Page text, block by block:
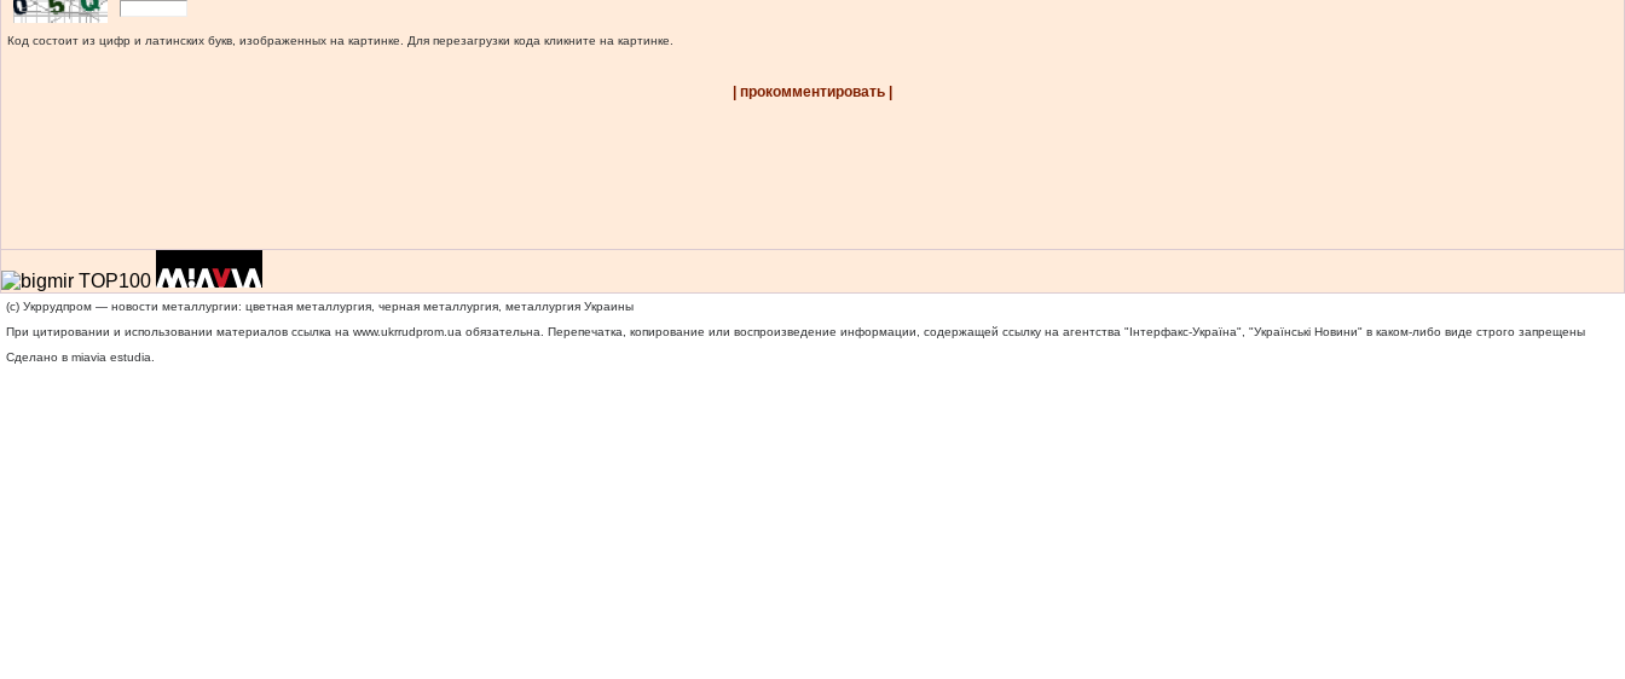
Код состоит из цифр и латинских букв, изображенных на картинке. Для перезагрузки кода кликните на картинке.
| прокомментировать |
(c) Укррудпром — новости металлургии: цветная металлургия, черная металлургия, металлургия Украины
При цитировании и использовании материалов ссылка на www.ukrrudprom.ua обязательна. Перепечатка, копирование или воспроизведение информации, содержащей ссылку на агентства "Iнтерфакс-Україна", "Українськi Новини" в каком-либо виде строго запрещены
Сделано в miavia estudia.